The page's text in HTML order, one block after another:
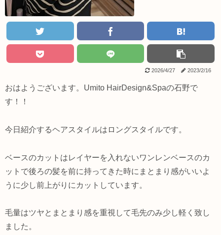
2026/4/27 2023/2/16
おはようございます。Umito HairDesign&Spaの石野で
す！！
今日紹介するヘアスタイルはロングスタイルです。
ベースのカットはレイヤーを入れないワンレンベースのカ
ットで後ろの髪を前に持ってきた時にまとまり感がいいよ
うに少し前上がりにカットしています。
毛量はツヤとまとまり感を重視して毛先のみ少し軽く致し
ました。